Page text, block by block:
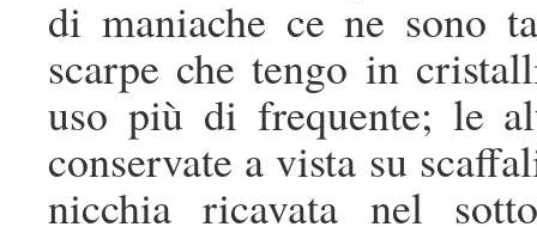
di maniache ce ne sono
scarpe che tengo in
uso più di frequente; le
conservate a vista su
nicchia ricavata nel